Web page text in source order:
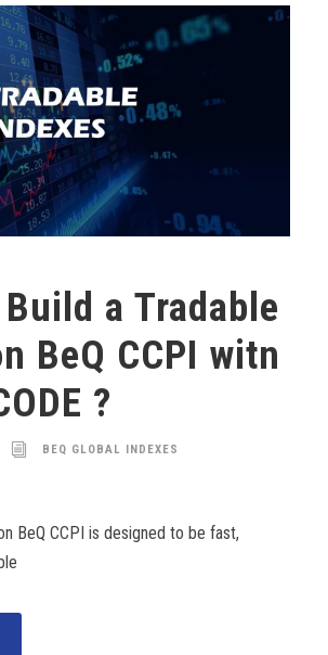
a Tradable
BeQ CCPI witn
?
BEQ GLOBAL INDEXES
BeQ CCPI is designed to be fast,